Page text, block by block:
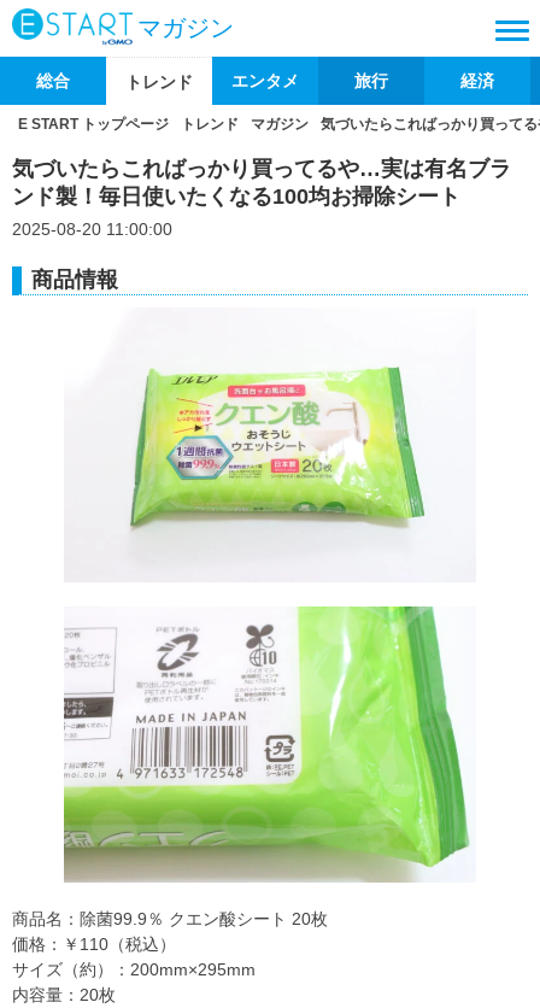
マガジン
総合 トレンド エンタメ 旅行 経済
E START トップページ トレンド マガジン 気づいたらこればっかり買って
気づいたらこればっかり買ってるや…実は有名ブラ
ンド製！毎日使いたくなる100均お掃除シート
2025-08-20 11:00:00
商品情報
商品名：除菌99.9％ クエン酸シート 20枚
価格：￥110（税込）
サイズ（約）：200mm×295mm
内容量：20枚